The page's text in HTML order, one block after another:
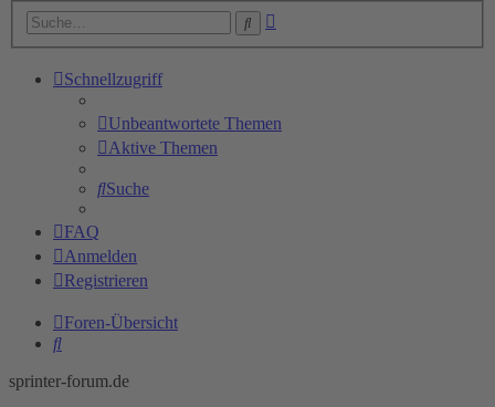
Suche
Schnellzugriff
Unbeantwortete Themen
Aktive Themen
Suche
FAQ
Anmelden
Registrieren
Foren-Übersicht
Suche
sprinter-forum.de